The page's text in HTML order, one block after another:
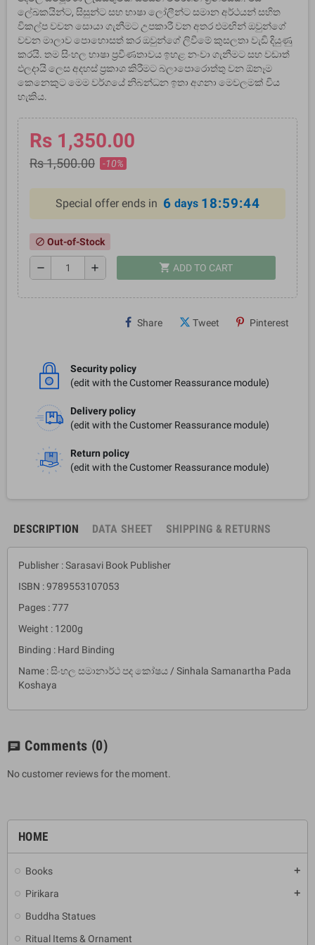
HOME
Books add
Pirikara add
Buddha Statues
Ritual Items & Ornament
ලේඛකයින්ට, සිසුන්ට සහ භාෂා ලෝලීන්ට සමාන අර්ථයන් සහිත
විකල්ප වචන සොයා ගැනීමට උපකාරී වන අතර එමඟින් ඔවුන්ගේ
වචන මාලාව පොහොසත් කර ඔවුන්ගේ ලිවීමේ කුසලතා වැඩි දියුණු
කරයි. තම සිංහල භාෂා ප්‍රවීණතාවය ඉහළ නංවා ගැනීමට සහ වඩාත්
ඵලදායි ලෙස අදහස් ප්‍රකාශ කිරීමට බලාපොරොත්තු වන ඕනෑම
කෙනෙකුට මෙම වර්ගයේ නිබන්ධන ඉතා අගනා මෙවලමක් විය
හැකිය.
Rs 1,350.00
Rs 1,500.00 -10%
Special offer ends in 6 days 18:59:44
block Out-of-Stock
remove add shopping_cart ADD TO CART
Share Tweet Pinterest
Security policy
(edit with the Customer Reassurance module)
Delivery policy
(edit with the Customer Reassurance module)
Return policy
(edit with the Customer Reassurance module)
DESCRIPTION DATA SHEET SHIPPING & RETURNS
Publisher : Sarasavi Book Publisher
ISBN : 9789553107053
Pages : 777
Weight : 1200g
Binding : Hard Binding
Name : සිංහල සමානාර්ථ පද කෝෂය / Sinhala Samanartha Pada
Koshaya
chat Comments (0)
No customer reviews for the moment.